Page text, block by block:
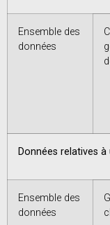
Ensemble des
données
Données relatives
Ensemble des
données